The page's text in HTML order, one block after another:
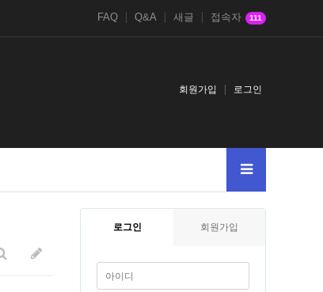
FAQ Q&A 새글 접속자 111
회원가입 로그인
로그인 회원가입